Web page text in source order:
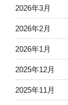
2026年3月
2026年2月
2026年1月
2025年12月
2025年11月